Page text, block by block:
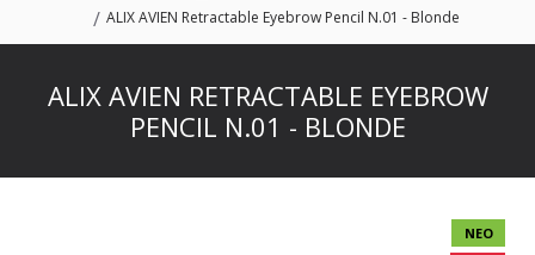
ALIX AVIEN Retractable Eyebrow Pencil N.01 - Blonde
ALIX AVIEN RETRACTABLE EYEBROW
PENCIL N.01 - BLONDE
ΝΈΟ